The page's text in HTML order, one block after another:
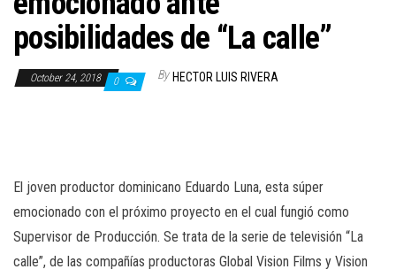
posibilidades de “La calle”
October 24, 2018 0 By HECTOR LUIS RIVERA
El joven productor dominicano Eduardo Luna, esta súper
emocionado con el próximo proyecto en el cual fungió como
Supervisor de Producción. Se trata de la serie de televisión “La
calle”, de las compañías productoras Global Vision Films y Vision